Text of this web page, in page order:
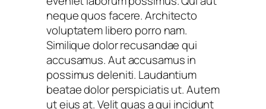
neque quos facere. Architecto
voluptatem libero porro nam.
Similique dolor recusandae qui
accusamus. Aut accusamus in
possimus deleniti. Laudantium
beatae dolor perspiciatis ut. Autem
ut eius at. Velit quas a qui incidunt